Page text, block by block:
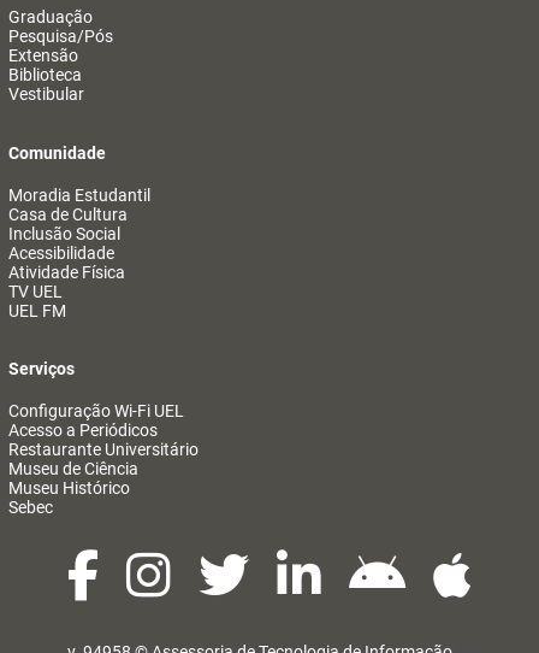
Graduação
Pesquisa/Pós
Extensão
Biblioteca
Vestibular
Comunidade
Moradia Estudantil
Casa de Cultura
Inclusão Social
Acessibilidade
Atividade Física
TV UEL
UEL FM
Serviços
Configuração Wi-Fi UEL
Acesso a Periódicos
Restaurante Universitário
Museu de Ciência
Museu Histórico
Sebec